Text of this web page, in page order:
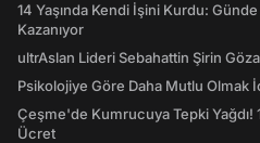
14 Yaşında Kendi İşini Kurdu: Günde
Kazanıyor
ultrAslan Lideri Sebahattin Şirin
Psikolojiye Göre Daha Mutlu Olmak
Çeşme'de Kumrucuya Tepki Yağdı!
Ücret